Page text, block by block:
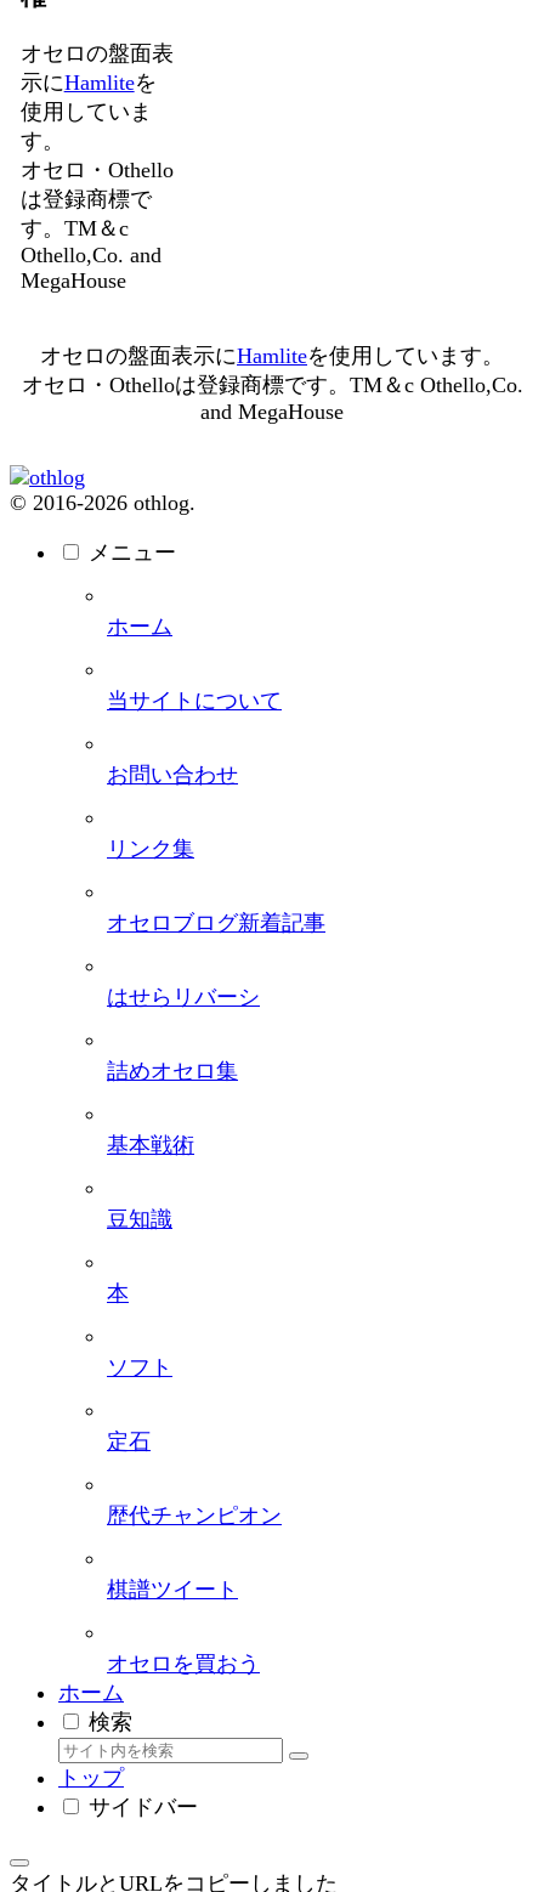
オセロの盤面表
示にHamliteを
使用していま
す。
オセロ・Othello
は登録商標で
す。TM＆c
Othello,Co. and
MegaHouse
オセロの盤面表示にHamliteを使用しています。
オセロ・Othelloは登録商標です。TM＆c Othello,Co.
and MegaHouse
© 2016-2026 othlog.
メニュー
ホーム
当サイトについて
お問い合わせ
リンク集
オセロブログ新着記事
はせらリバーシ
詰めオセロ集
基本戦術
豆知識
本
ソフト
定石
歴代チャンピオン
棋譜ツイート
オセロを買おう
ホーム
検索
トップ
サイドバー
タイトルとURLをコピーしました